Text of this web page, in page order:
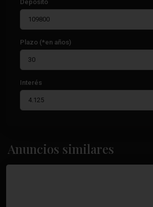
Depósito
Plazo (*en años)
Interés
Anuncios similares
Torrevieja